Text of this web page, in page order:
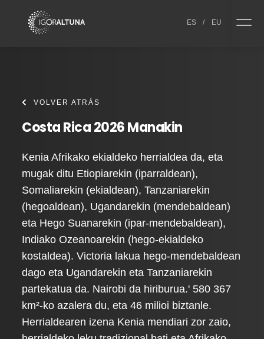
ES / EU
VOLVER ATRÁS
Costa Rica 2026 Manakin
Kenia Afrikako ekialdeko herrialdea da, eta
mugak ditu Etiopiarekin (iparraldean),
Somaliarekin (ekialdean), Tanzaniarekin
(hegoaldean), Ugandarekin (mendebaldean)
eta Hego Suanarekin (ipar-mendebaldean),
Indiako Ozeanoarekin (hego-ekialdeko
kostaldea). Victoria lakua hego-mendebaldean
dago eta Ugandarekin eta Tanzaniarekin
partekatua da. Nairobi da hiriburua.' 580 367
km²-ko azalera du, eta 46 milioi biztanle.
Herrialdearen izena Kenia mendiari zor zaio,